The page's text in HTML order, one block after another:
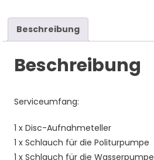
Beschreibung
Beschreibung
Serviceumfang:
1 x Disc-Aufnahmeteller
1 x Schlauch für die Politurpumpe
1 x Schlauch für die Wasserpumpe